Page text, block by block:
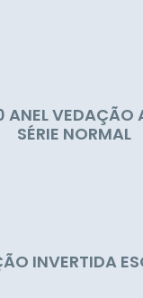
ANEL VEDAÇÃO
SÉRIE NORMAL
INVERTIDA